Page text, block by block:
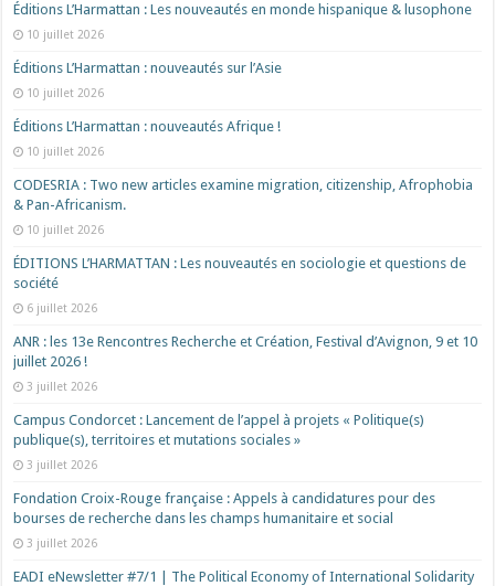
Éditions L’Harmattan : Les nouveautés en monde hispanique & lusophone
10 juillet 2026
Éditions L’Harmattan : nouveautés sur l’Asie
10 juillet 2026
Éditions L’Harmattan : nouveautés Afrique !​
10 juillet 2026
CODESRIA : Two new articles examine migration, citizenship, Afrophobia
& Pan-Africanism.
10 juillet 2026
ÉDITIONS L’HARMATTAN : Les nouveautés en sociologie et questions de
société
6 juillet 2026
ANR : les 13e Rencontres Recherche et Création, Festival d’Avignon, 9 et 10
juillet 2026 !
3 juillet 2026
Campus Condorcet : Lancement de l’appel à projets « Politique(s)
publique(s), territoires et mutations sociales »
3 juillet 2026
Fondation Croix-Rouge française : Appels à candidatures pour des
bourses de recherche dans les champs humanitaire et social
3 juillet 2026
EADI eNewsletter #7/1 | The Political Economy of International Solidarity